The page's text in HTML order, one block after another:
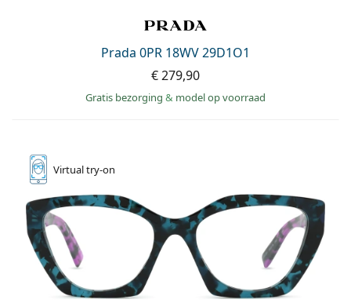
Prada 0PR 18WV 29D1O1
€ 279,90
Gratis bezorging & model op voorraad
Virtualtry-on